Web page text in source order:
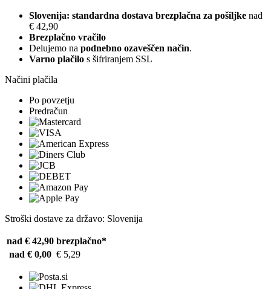
Slovenija: standardna dostava brezplačna za pošiljke nad
€ 42,90
Brezplačno vračilo
Delujemo na podnebno ozaveščen način.
Varno plačilo s šifriranjem SSL
Načini plačila
Po povzetju
Predračun
Stroški dostave za državo: Slovenija
nad € 42,90 brezplačno*
nad € 0,00 € 5,29